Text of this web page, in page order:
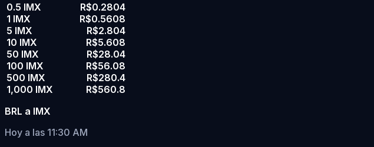
0.5 IMX
R$0.2804
1 IMX
R$0.5608
5 IMX
R$2.804
10 IMX
R$5.608
50 IMX
R$28.04
100 IMX
R$56.08
500 IMX
R$280.4
1,000 IMX
R$560.8
BRL a IMX
Hoy a las 11:30 AM